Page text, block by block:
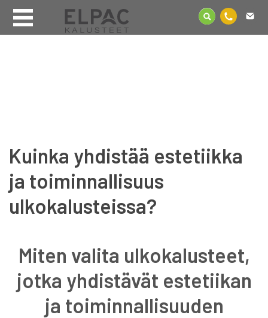
Kuinka yhdistää estetiikka
ja toiminnallisuus
ulkokalusteissa?
Miten valita ulkokalusteet,
jotka yhdistävät estetiikan
ja toiminnallisuuden